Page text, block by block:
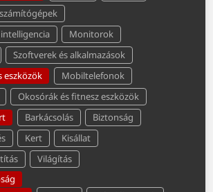
Monitorok
Szoftverek és alkalmazások
eszközök
Mobiltelefonok
Okosórák és fitnesz eszközök
Barkácsolás
Biztonság
Kert
Kisállat
Világítás